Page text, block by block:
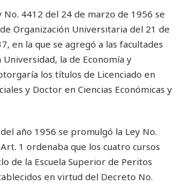
No. 4412 del 24 de marzo de 1956 se
Organización Universitaria del 21 de
en la que se agregó a las facultades
la de Economía y
los títulos de Licenciado en
y Doctor en Ciencias Económicas y
año 1956 se promulgó la Ley No.
1 ordenaba que los cuatro cursos
de la Escuela Superior de Peritos
en virtud del Decreto No.